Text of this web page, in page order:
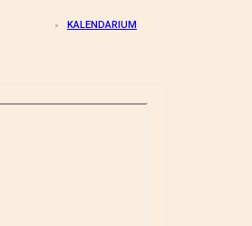
KALENDARIUM